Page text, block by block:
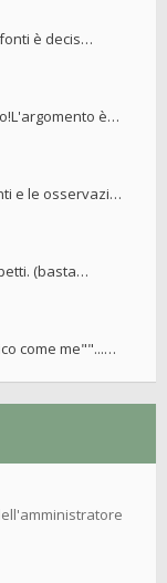
è decis…
è…
e le osservazi…
(basta…
come me""...…